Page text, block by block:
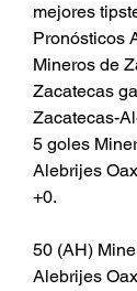
mejores
Pronósticos
Mineros de
Zacatecas
Zacatecas-
5 goles
Alebrijes
+0.
50 (AH)
Alebrijes